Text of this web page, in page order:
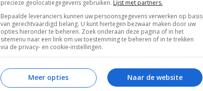
precieze geolocatiegegevens gebruiken. Lijst met partners.
Bepaalde leveranciers kunnen uw persoonsgegevens verwerken op basis
van gerechtvaardigd belang. U kunt hiertegen bezwaar maken door uw
opties hieronder te beheren. Zoek onderaan deze pagina of in het
sitemenu naar een link om uw toestemming te beheren of in te trekken
via de privacy- en cookie-instellingen.
Naar de website
Meer opties